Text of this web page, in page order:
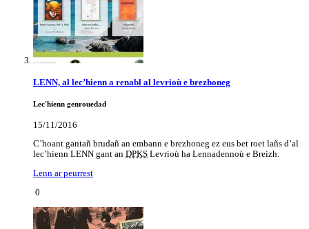
LENN, al lec’hienn a renabl al levrioù e brezhoneg
Lec'hienn genrouedad
15/11/2016
C’hoant gantañ brudañ an embann e brezhoneg ez eus bet roet lañs d’al
lec’hienn LENN gant an DPKS Levrioù ha Lennadennoù e Breizh.
Lenn ar peurrest
0